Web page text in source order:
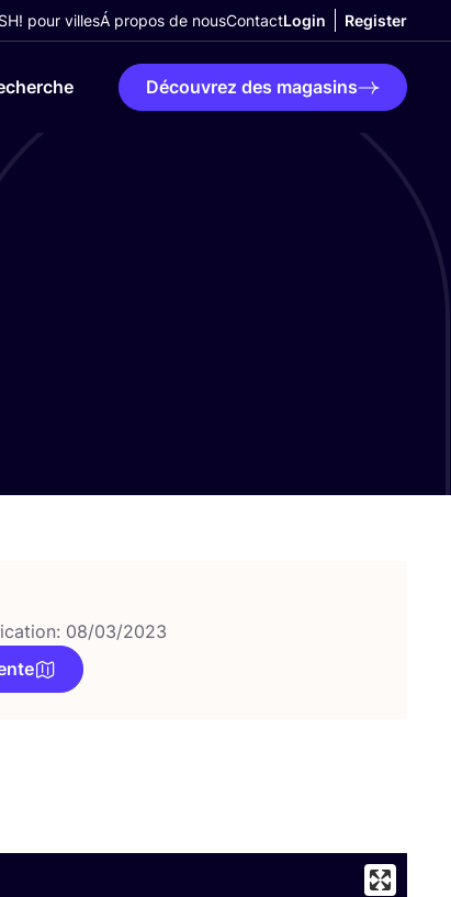
pour villesÁ propos de nousContactLogin Register
Découvrez des magasins
08/03/2023